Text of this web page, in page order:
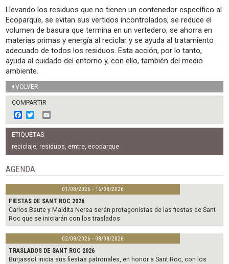
Llevando los residuos que no tienen un contenedor específico al
Ecoparque, se evitan sus vertidos incontrolados, se reduce el
volumen de basura que termina en un vertedero, se ahorra en
materias primas y energía al reciclar y se ayuda al tratamiento
adecuado de todos los residuos. Esta acción, por lo tanto,
ayuda al cuidado del entorno y, con ello, también del medio
ambiente.
VOLVER
COMPARTIR
F
a
c
e
b
o
o
k
w
i
t
t
e
m
a
l
ETIQUETAS
reciclaje, residuos, emtre, ecoparque
AGENDA
01/08/2026 - 16/08/2026
FIESTAS DE SANT ROC 2026
Carlos Baute y Maldita Nerea serán protagonistas de las fiestas de Sant
Roc que se iniciarán con los traslados
02/08/2026 - 08/08/2026
TRASLADOS DE SANT ROC 2026
Burjassot inicia sus fiestas patronales, en honor a Sant Roc, con los